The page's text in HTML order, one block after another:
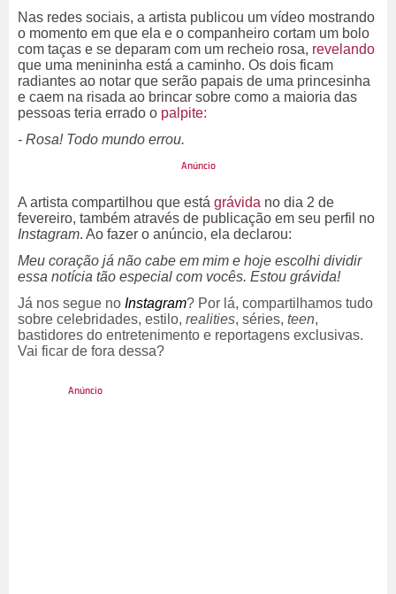
Nas redes sociais, a artista publicou um vídeo mostrando
o momento em que ela e o companheiro cortam um bolo
com taças e se deparam com um recheio rosa, revelando
que uma menininha está a caminho. Os dois ficam
radiantes ao notar que serão papais de uma princesinha
e caem na risada ao brincar sobre como a maioria das
pessoas teria errado o palpite:
- Rosa! Todo mundo errou.
A artista compartilhou que está grávida no dia 2 de
fevereiro, também através de publicação em seu perfil no
Instagram. Ao fazer o anúncio, ela declarou:
Meu coração já não cabe em mim e hoje escolhi dividir
essa notícia tão especial com vocês. Estou grávida!
Já nos segue no Instagram? Por lá, compartilhamos tudo
sobre celebridades, estilo, realities, séries, teen,
bastidores do entretenimento e reportagens exclusivas.
Vai ficar de fora dessa?